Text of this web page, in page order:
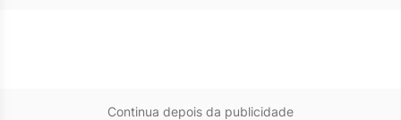
Continua depois da publicidade